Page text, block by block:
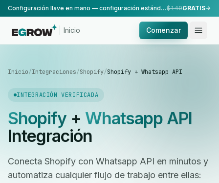
Configuración llave en mano — configuración estándar, realizada por nuestro equipo.$149GRATIS
Inicio Comenzar
Inicio/Integraciones/Shopify/Shopify + Whatsapp API
INTEGRACIÓN VERIFICADA
Shopify+ Whatsapp API
Integración
Conecta Shopify con Whatsapp API en minutos y
automatiza cualquier flujo de trabajo entre ellas: